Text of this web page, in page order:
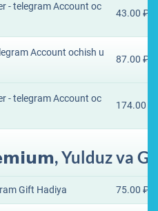
telegram Account oc
43.00 ₽
Account ochish u
87.00 ₽
- telegram Account oc
174.00 ₽
Yulduz va
Gift Hadiya 75.00 ₽